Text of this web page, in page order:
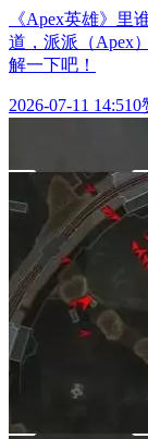
《Apex英雄》里
道，派派（Apex
解一下吧！
2026-07-11 14:510